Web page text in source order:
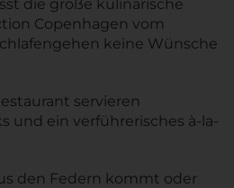
die große kulinarische
Copenhagen vom
keine Wünsche
servieren
und ein verführerisches à-la-
den Federn kommt oder